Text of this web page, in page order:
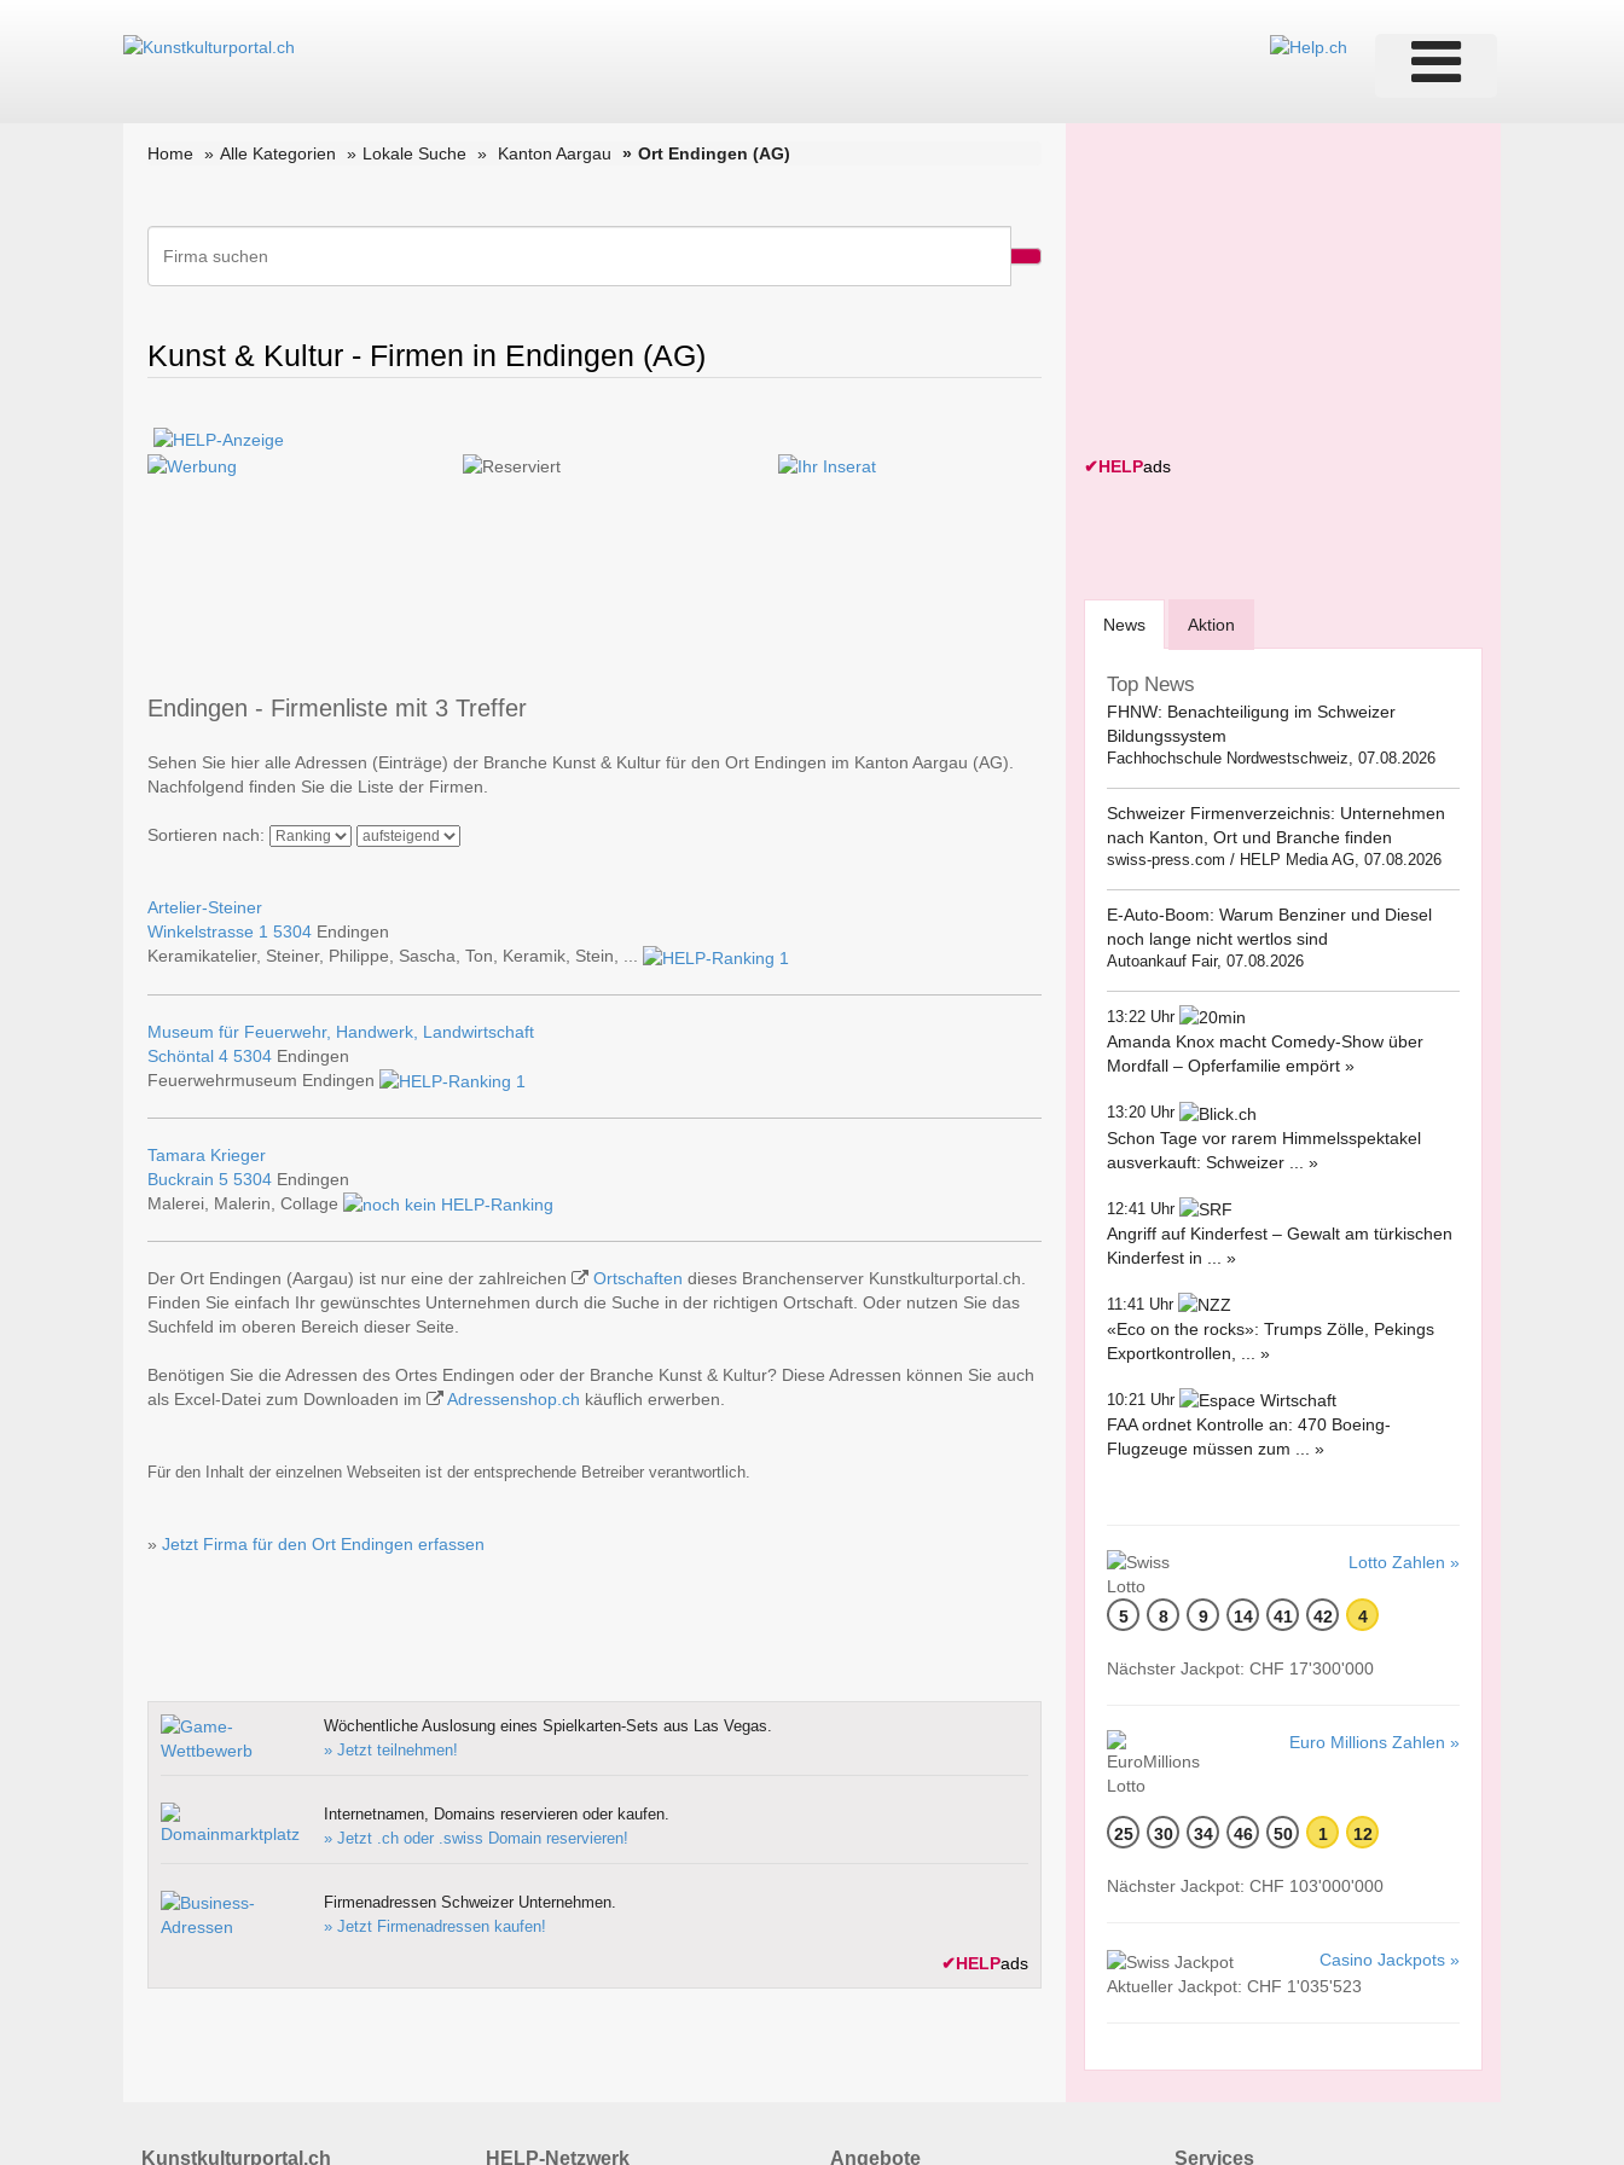
Home Alle Kategorien Lokale Suche Kanton Aargau Ort Endingen (AG)
Kunst & Kultur - Firmen in Endingen (AG)
Endingen - Firmenliste mit 3 Treffer
Sehen Sie hier alle Adressen (Einträge) der Branche Kunst & Kultur für den Ort Endingen im Kanton Aargau (AG).
Nachfolgend finden Sie die Liste der Firmen.
Sortieren nach:
Artelier-Steiner
Winkelstrasse 1 5304 Endingen
Keramikatelier, Steiner, Philippe, Sascha, Ton, Keramik, Stein, ...
Museum für Feuerwehr, Handwerk, Landwirtschaft
Schöntal 4 5304 Endingen
Feuerwehrmuseum Endingen
Tamara Krieger
Buckrain 5 5304 Endingen
Malerei, Malerin, Collage
Der Ort Endingen (Aargau) ist nur eine der zahlreichen Ortschaften dieses Branchenserver Kunstkulturportal.ch.
Finden Sie einfach Ihr gewünschtes Unternehmen durch die Suche in der richtigen Ortschaft. Oder nutzen Sie das
Suchfeld im oberen Bereich dieser Seite.
Benötigen Sie die Adressen des Ortes Endingen oder der Branche Kunst & Kultur? Diese Adressen können Sie auch
als Excel-Datei zum Downloaden im
Adressenshop.ch käuflich erwerben.
Für den Inhalt der einzelnen Webseiten ist der entsprechende Betreiber verantwortlich.
» Jetzt Firma für den Ort Endingen erfassen
Wöchentliche Auslosung eines Spielkarten-Sets aus Las Vegas.
» Jetzt teilnehmen!
Internetnamen, Domains reservieren oder kaufen.
» Jetzt .ch oder .swiss Domain reservieren!
Firmenadressen Schweizer Unternehmen.
» Jetzt Firmenadressen kaufen!
✔HELPads
✔HELPads
News Aktion
Top News
FHNW: Benachteiligung im Schweizer
Bildungssystem
Fachhochschule Nordwestschweiz, 07.08.2026
Schweizer Firmenverzeichnis: Unternehmen
nach Kanton, Ort und Branche finden
swiss-press.com / HELP Media AG, 07.08.2026
E-Auto-Boom: Warum Benziner und Diesel
noch lange nicht wertlos sind
Autoankauf Fair, 07.08.2026
13:22 Uhr
Amanda Knox macht Comedy-Show über
Mordfall – Opferfamilie empört »
13:20 Uhr
Schon Tage vor rarem Himmelsspektakel
ausverkauft: Schweizer ... »
12:41 Uhr
Angriff auf Kinderfest – Gewalt am türkischen
Kinderfest in ... »
11:41 Uhr
«Eco on the rocks»: Trumps Zölle, Pekings
Exportkontrollen, ... »
10:21 Uhr
FAA ordnet Kontrolle an: 470 Boeing-
Flugzeuge müssen zum ... »
Lotto Zahlen »
5 8 9 14 41 42 4
Nächster Jackpot: CHF 17'300'000
Euro Millions Zahlen »
25 30 34 46 50 1 12
Nächster Jackpot: CHF 103'000'000
Casino Jackpots »
Aktueller Jackpot: CHF 1'035'523
Kunstkulturportal.ch HELP-Netzwerk Angebote Services